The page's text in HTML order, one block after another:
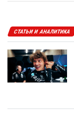
СТАТЬИ И АНАЛИТИКА